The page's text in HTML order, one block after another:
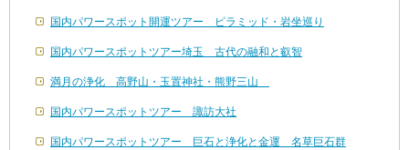
国内パワースポット開運ツアー ピラミッド・岩坐巡り
国内パワースポットツアー埼玉 古代の融和と叡智
満月の浄化 高野山・玉置神社・熊野三山
国内パワースポットツアー 諏訪大社
国内パワースポットツアー 巨石と浄化と金運 名草巨石群